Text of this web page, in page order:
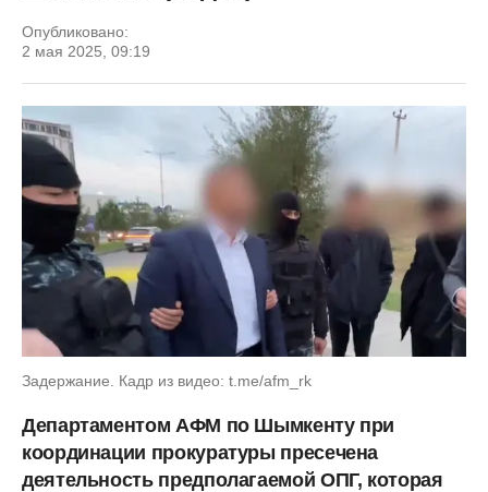
Опубликовано:
2 мая 2025, 09:19
Задержание. Кадр из видео: t.me/afm_rk
Департаментом АФМ по Шымкенту при
координации прокуратуры пресечена
деятельность предполагаемой ОПГ, которая